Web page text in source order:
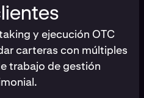
y ejecución OTC
carteras con múltiples
trabajo de gestión